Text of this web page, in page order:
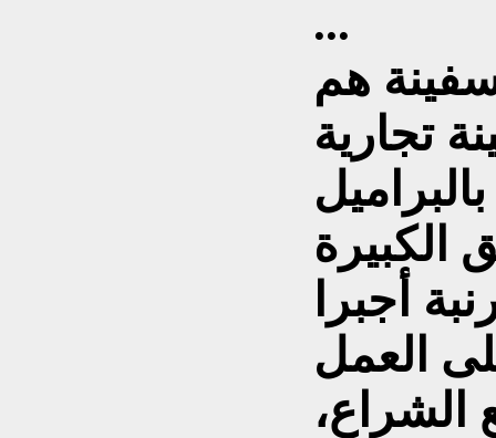
...
هم
تجارية
الكبيرة
أجبرا
العمل
الشراع،